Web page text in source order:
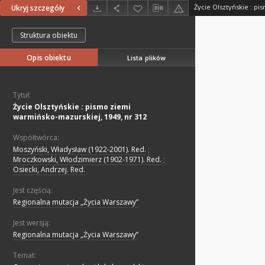
Ukryj szczegóły
Struktura obiektu
Opis obiektu Lista plików
Tytuł:
Życie Olsztyńskie : pismo ziemi
warmińsko-mazurskiej, 1949, nr 312
Współtwórca:
Moszyński, Władysław (1922-2001). Red. ;
Mroczkowski, Włodzimierz (1902-1971). Red. ;
Osiecki, Andrzej. Red.
Jest częścią:
Regionalna mutacja „Życia Warszawy”
Jest wersją:
Regionalna mutacja „Życia Warszawy”
Temat: